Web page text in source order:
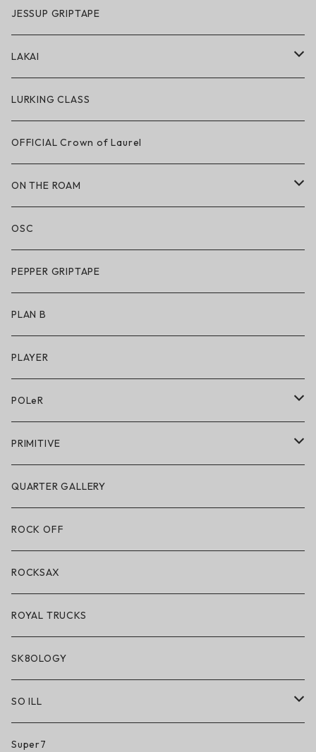
GRIZZLY × POLeR
アパレル
ハードグッズ
JESSUP GRIPTAPE
LAKAI
LAKAI × POLeR
LAKAI × CHOCOLATE
LAKAI × RIPNDIP
シューズ
アパレル
アクセサリー
キッズシューズ
LURKING CLASS
OFFICIAL Crown of Laurel
ON THE ROAM
アパレル
サングラス
アンダーウェア
シューズ
アクセサリー・小物
OSC
PEPPER GRIPTAPE
PLAN B
PLAYER
POLeR
POLeR × GRIZZLY
POLeR × LAKAI
アパレル
アクセサリー・小物
PRIMITIVE
アパレル
ハードグッズ
QUARTER GALLERY
ROCK OFF
ROCKSAX
ROYAL TRUCKS
SK8OLOGY
SO ILL
So iLL
Super7